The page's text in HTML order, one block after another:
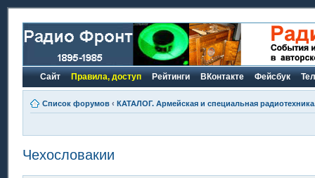
Сайт Правила, доступ Рейтинги ВКонтакте Фейсбук
Список форумов ‹ КАТАЛОГ. Армейская и специальная
Чехословакии